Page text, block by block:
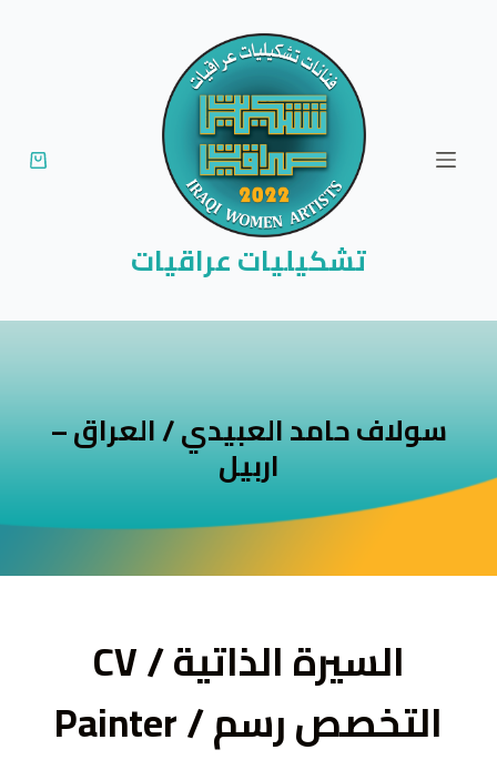
ى
تشكيليات عراقيات
سولاف حامد العبيدي / العراق –
اربيل
السيرة الذاتية / CV
التخصص رسم / Painter